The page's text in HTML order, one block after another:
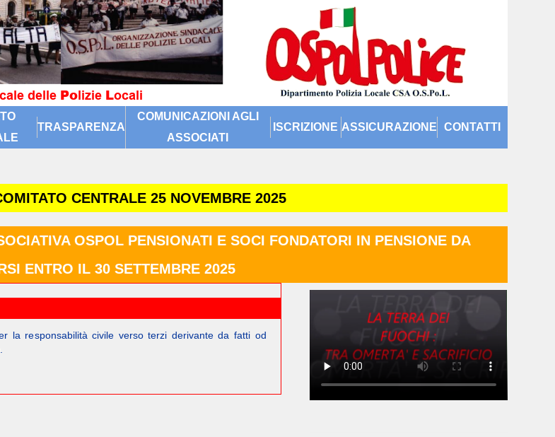
TRASPARENZA
COMUNICAZIONI AGLI
ASSOCIATI
ISCRIZIONE ASSICURAZIONE CONTATTI
CENTRALE 25 NOVEMBRE 2025
OSPOL PENSIONATI E SOCI FONDATORI IN PENSIONE DA
ENTRO IL 30 SETTEMBRE 2025
la responsabilità civile verso terzi derivante da fatti od